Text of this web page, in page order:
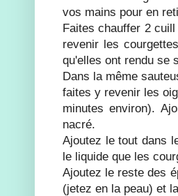
vos mains pour en
Faites chauffer 2
revenir les
qu'elles ont rendu se
Dans la même
faites y revenir les
minutes environ).
nacré.
Ajoutez le tout dans
le liquide que les
Ajoutez le reste des
(jetez en la peau) et